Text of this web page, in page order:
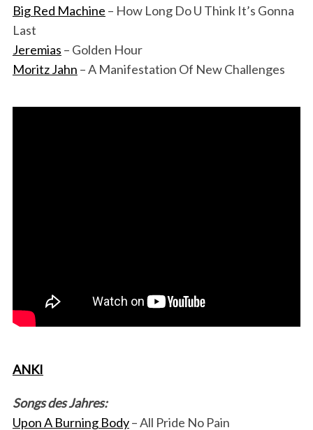
Big Red Machine – How Long Do U Think It’s Gonna
Last
Jeremias – Golden Hour
Moritz Jahn – A Manifestation Of New Challenges
ANKI
Songs des Jahres:
Upon A Burning Body– All Pride No Pain